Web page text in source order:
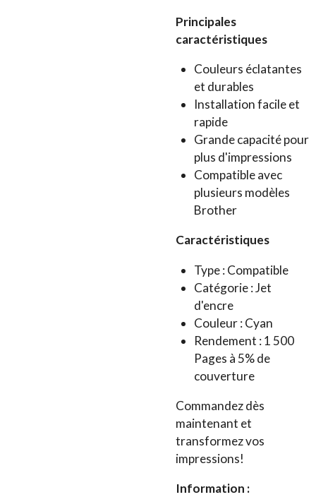
Principales
caractéristiques
Couleurs éclatantes
et durables
Installation facile et
rapide
Grande capacité pour
plus d'impressions
Compatible avec
plusieurs modèles
Brother
Caractéristiques
Type : Compatible
Catégorie : Jet
d'encre
Couleur : Cyan
Rendement : 1 500
Pages à 5% de
couverture
Commandez dès
maintenant et
transformez vos
impressions!
Information :